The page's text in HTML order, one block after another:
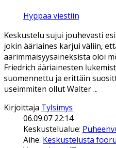
Hyppää viestiin
Keskustelu sujui jouhevasti
jokin ääriaines karjui väliin,
äärimmäisyysaineksista oloi
Friedrich ääriainesten
suomennettu ja erittäin
useimmiten ollut Walter ...
Kirjoittaja Tylsimys
06.09.07 22:14
Keskustelualue:
Aihe: Keskustelusta